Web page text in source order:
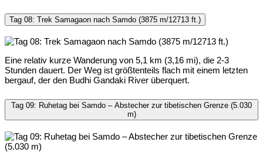
Tag 08: Trek Samagaon nach Samdo (3875 m/12713 ft.)
Eine relativ kurze Wanderung von 5,1 km (3,16 mi), die 2-3
Stunden dauert. Der Weg ist größtenteils flach mit einem letzten
bergauf, der den Budhi Gandaki River überquert.
Tag 09: Ruhetag bei Samdo – Abstecher zur tibetischen Grenze (5.030
m)